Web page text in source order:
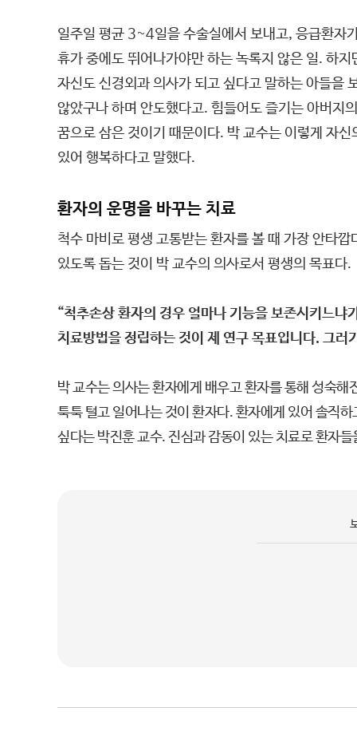
일주일 평균 3~4일을 수술실에서 보내고, 응급환자
휴가 중에도 뛰어나가야만 하는 녹록지 않은 일. 하
자신도 신경외과 의사가 되고 싶다고 말하는 아들을
않았구나 하며 안도했다고. 힘들어도 즐기는 아버지
꿈으로 삼은 것이기 때문이다. 박 교수는 이렇게 자
있어 행복하다고 말했다.
환자의 운명을 바꾸는 치료
척수 마비로 평생 고통받는 환자를 볼 때 가장 안타
있도록 돕는 것이 박 교수의 의사로서 평생의 목표다.
“척추손상 환자의 경우 얼마나 기능을 보존시키느
치료방법을 정립하는 것이 제 연구 목표입니다. 그
박 교수는 의사는 환자에게 배우고 환자를 통해 성숙
툭툭 털고 일어나는 것이 환자다. 환자에게 있어 솔직
싶다는 박진훈 교수. 진심과 감동이 있는 치료로 환자